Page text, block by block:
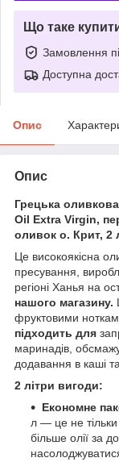
Що таке
Замовлення
Доступна
Опис
Опис
Грецька
Oil Extra Virgin,
оливок о. Крит, 2
Це високоякісна
пресування,
регіоні Ханья на
нашого магазину.
фруктовими
підходить для
маринадів,
додавання в каші
2 літри вигоди:
Економне
л — це не
більше олії за